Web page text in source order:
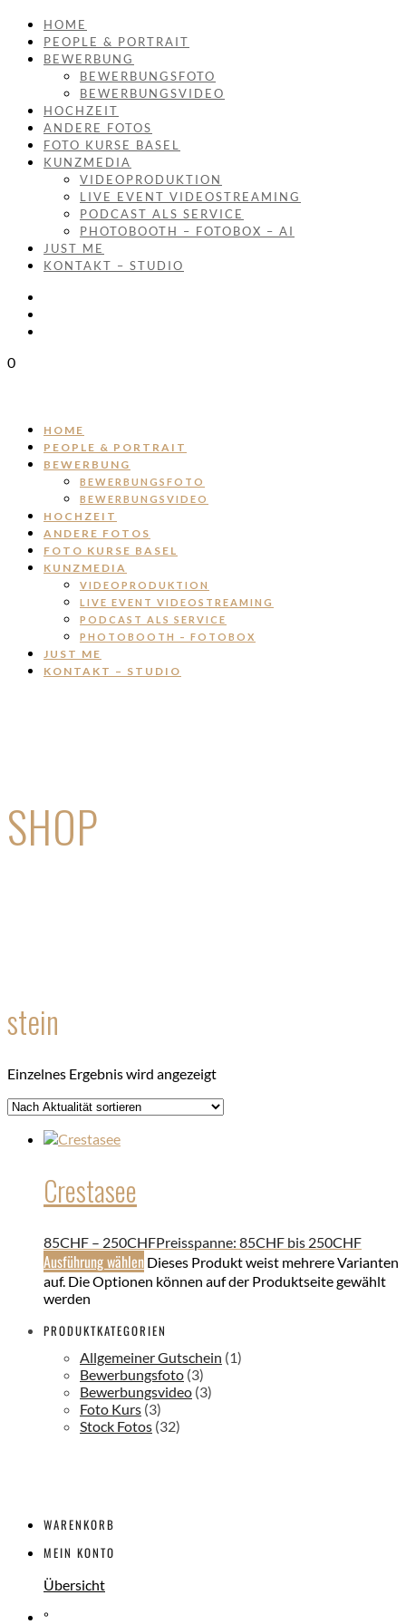
HOME
PEOPLE & PORTRAIT
BEWERBUNG
BEWERBUNGSFOTO
BEWERBUNGSVIDEO
HOCHZEIT
ANDERE FOTOS
FOTO KURSE BASEL
KUNZMEDIA
VIDEOPRODUKTION
LIVE EVENT VIDEOSTREAMING
PODCAST ALS SERVICE
PHOTOBOOTH – FOTOBOX – AI
JUST ME
KONTAKT – STUDIO
0
HOME
PEOPLE & PORTRAIT
BEWERBUNG
BEWERBUNGSFOTO
BEWERBUNGSVIDEO
HOCHZEIT
ANDERE FOTOS
FOTO KURSE BASEL
KUNZMEDIA
VIDEOPRODUKTION
LIVE EVENT VIDEOSTREAMING
PODCAST ALS SERVICE
PHOTOBOOTH – FOTOBOX
JUST ME
KONTAKT – STUDIO
SHOP
stein
Einzelnes Ergebnis wird angezeigt
Crestasee
85CHF – 250CHFPreisspanne: 85CHF bis 250CHF
Ausführung wählen Dieses Produkt weist mehrere Varianten
auf. Die Optionen können auf der Produktseite gewählt
werden
PRODUKTKATEGORIEN
Allgemeiner Gutschein (1)
Bewerbungsfoto (3)
Bewerbungsvideo (3)
Foto Kurs (3)
Stock Fotos (32)
WARENKORB
MEIN KONTO
Übersicht
°